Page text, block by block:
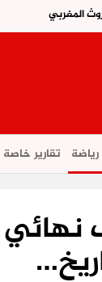
المغربي
رياضة تقارير خاصة
نهائي